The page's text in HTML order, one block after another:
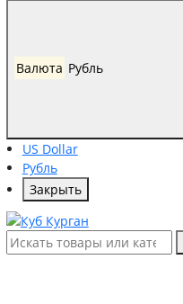
Валюта Рубль
US Dollar
Рубль
Закрыть